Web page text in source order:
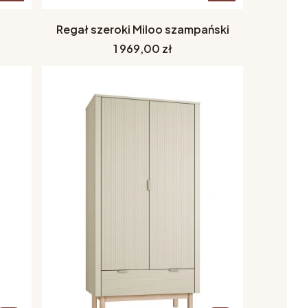
Regał szeroki Miloo szampański
Cena
1 969,00 zł